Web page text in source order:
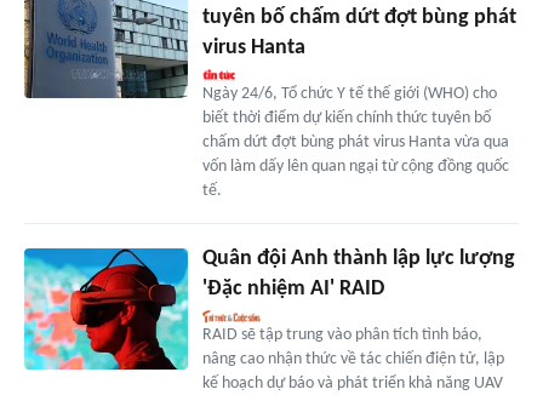
tuyên bố chấm dứt đợt bùng phát
virus Hanta
Ngày 24/6, Tổ chức Y tế thế giới (WHO) cho
biết thời điểm dự kiến chính thức tuyên bố
chấm dứt đợt bùng phát virus Hanta vừa qua
vốn làm dấy lên quan ngại từ cộng đồng quốc
tế.
Quân đội Anh thành lập lực lượng
'Đặc nhiệm AI' RAID
RAID sẽ tập trung vào phân tích tình báo,
nâng cao nhận thức về tác chiến điện tử, lập
kế hoạch dự báo và phát triển khả năng UAV